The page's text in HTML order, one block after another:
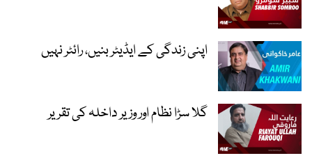
اپنی زندگی کے ایڈیٹر بنیں، رائٹر نہیں
گلا سڑا نظام اور وزیر داخلہ کی تقریر